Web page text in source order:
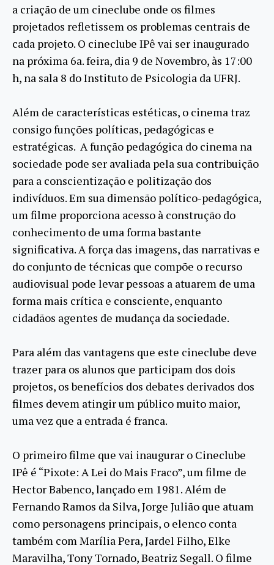
a criação de um cineclube onde os filmes
projetados refletissem os problemas centrais de
cada projeto. O cineclube IPê vai ser inaugurado
na próxima 6a. feira, dia 9 de Novembro, às 17:00
h, na sala 8 do Instituto de Psicologia da UFRJ.
Além de características estéticas, o cinema traz
consigo funções políticas, pedagógicas e
estratégicas. A função pedagógica do cinema na
sociedade pode ser avaliada pela sua contribuição
para a conscientização e politização dos
indivíduos. Em sua dimensão político-pedagógica,
um filme proporciona acesso à construção do
conhecimento de uma forma bastante
significativa. A força das imagens, das narrativas e
do conjunto de técnicas que compõe o recurso
audiovisual pode levar pessoas a atuarem de uma
forma mais crítica e consciente, enquanto
cidadãos agentes de mudança da sociedade.
Para além das vantagens que este cineclube deve
trazer para os alunos que participam dos dois
projetos, os benefícios dos debates derivados dos
filmes devem atingir um público muito maior,
uma vez que a entrada é franca.
O primeiro filme que vai inaugurar o Cineclube
IPê é “Pixote: A Lei do Mais Fraco”, um filme de
Hector Babenco, lançado em 1981. Além de
Fernando Ramos da Silva, Jorge Julião que atuam
como personagens principais, o elenco conta
também com Marília Pera, Jardel Filho, Elke
Maravilha, Tony Tornado, Beatriz Segall. O filme